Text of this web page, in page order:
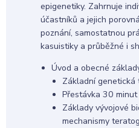
epigenetiky. Zahrnuje
účastníků a jejich
poznání, samostatnou
kasuistiky a průběžné i
Úvod a obecné
Základní genetická
Přestávka 30 minut
Základy vývojové
mechanismy